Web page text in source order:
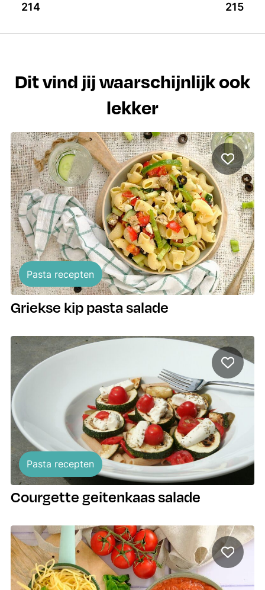
214
215
Dit vind jij waarschijnlijk ook
lekker
Pasta recepten
Griekse kip pasta salade
Pasta recepten
Courgette geitenkaas salade